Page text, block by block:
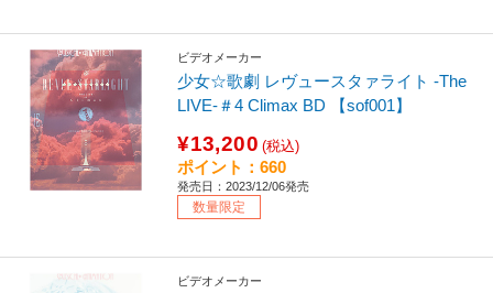
ビデオメーカー
少女☆歌劇 レヴュースタァライト -The
LIVE-＃4 Climax BD 【sof001】
¥13,200 (税込)
ポイント：660
発売日：2023/12/06発売
数量限定
ビデオメーカー